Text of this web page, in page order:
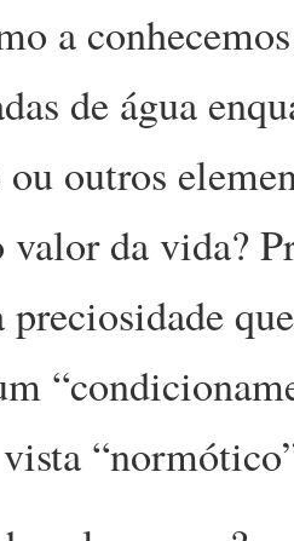
a
de água
ou outros
da vida?
preciosidade